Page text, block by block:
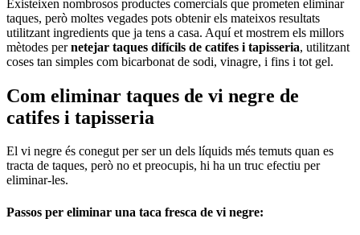
Existeixen nombrosos productes comercials que prometen eliminar
taques, però moltes vegades pots obtenir els mateixos resultats
utilitzant ingredients que ja tens a casa. Aquí et mostrem els millors
mètodes pernetejar taques difícils de catifes i tapisseria, utilitzant
coses tan simples com bicarbonat de sodi, vinagre, i fins i tot gel.
Com eliminar taques de vi negre de
catifes i tapisseria
El vi negre és conegut per ser un dels líquids més temuts quan es
tracta de taques, però no et preocupis, hi ha un truc efectiu per
eliminar-les.
Passos per eliminar una taca fresca de vi negre: